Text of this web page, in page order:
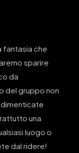
fantasia che
sparire
da
del gruppo non
dimenticate
una
luogo o
dal ridere!